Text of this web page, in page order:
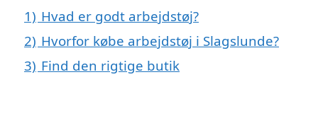
1) Hvad er godt arbejdstøj?
2) Hvorfor købe arbejdstøj i Slagslunde?
3) Find den rigtige butik